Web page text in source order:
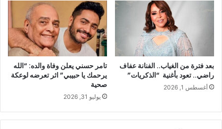
بعد فترة من الغياب.. الفنانة عفاف
راضي.. تعود بأغنية “الذكريات”
أغسطس 1, 2026
تامر حسني يعلن وفاة والده: “الله
يرحمك يا حبيبي” اثر تعرضه لوعكة
صحية
يوليو 31, 2026